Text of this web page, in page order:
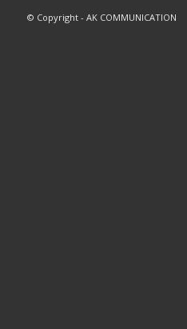
© Copyright - AK COMMUNICATION